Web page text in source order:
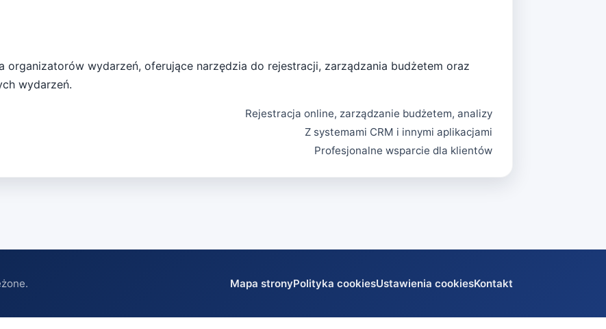
organizatorów wydarzeń, oferujące narzędzia do rejestracji, zarządzania budżetem oraz
wydarzeń.
Rejestracja online, zarządzanie budżetem, analizy
Z systemami CRM i innymi aplikacjami
Profesjonalne wsparcie dla klientów
Mapa stronyPolityka cookiesUstawienia cookiesKontakt